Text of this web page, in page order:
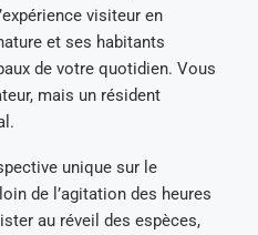
visiteur en
et ses habitants
de votre quotidien. Vous
mais un résident
unique sur le
de l’agitation des heures
au réveil des espèces,